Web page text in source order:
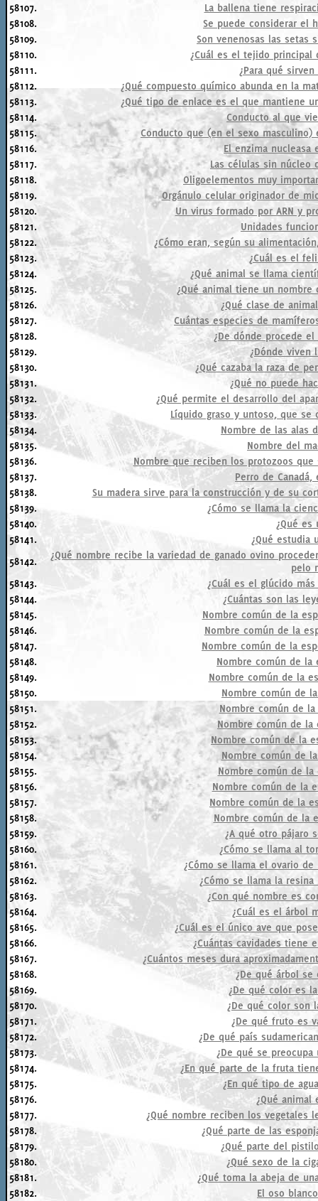
58107.
La ballena tiene
58108.
Se puede considerar el
58109.
Son venenosas las setas
58110.
¿Cuál es el tejido principal
58111.
¿Para qué
58112.
¿Qué compuesto químico abunda en la
58113.
¿Qué tipo de enlace es el que mantiene
58114.
Conducto al que
58115.
Conducto que (en el sexo
58116.
El enzima nucleasa
58117.
Las células sin núcleo
58118.
Oligoelementos muy
58119.
Orgánulo celular originador de
58120.
Un virus formado por ARN y
58121.
Unidades
58122.
¿Cómo eran, según su
58123.
¿Cuál es el
58124.
¿Qué animal se llama
58125.
¿Qué animal tiene un nombre
58126.
¿Qué clase de
58127.
Cuántas especies de
58128.
¿De dónde procede
58129.
¿Dónde viven
58130.
¿Qué cazaba la raza de
58131.
¿Qué no puede
58132.
¿Qué permite el desarrollo del
58133.
Líquido graso y untoso, que
58134.
Nombre de las alas
58135.
Nombre del
58136.
Nombre que reciben los protozoos
58137.
Perro de
58138.
Su madera sirve para la construcción y de su
58139.
¿Cómo se llama la
58140.
¿Qué es
58141.
¿Qué estudia
58142.
¿Qué nombre recibe la variedad de ganado ovino
pelo
58143.
¿Cuál es el glúcido
58144.
¿Cuántas son las
58145.
Nombre común de la
58146.
Nombre común de la
58147.
Nombre común de la
58148.
Nombre común de la
58149.
Nombre común de la
58150.
Nombre común de
58151.
Nombre común de
58152.
Nombre común de
58153.
Nombre común de la
58154.
Nombre común de
58155.
Nombre común de la
58156.
Nombre común de la
58157.
Nombre común de la
58158.
Nombre común de la
58159.
¿A qué otro pájaro
58160.
¿Cómo se llama al
58161.
¿Cómo se llama el ovario
58162.
¿Cómo se llama la
58163.
¿Con qué nombre es
58164.
¿Cuál es el árbol
58165.
¿Cuál es el único ave que
58166.
¿Cuántas cavidades tiene
58167.
¿Cuántos meses dura
58168.
¿De qué árbol
58169.
¿De qué color es
58170.
¿De qué color son
58171.
¿De qué fruto es
58172.
¿De qué país
58173.
¿De qué se
58174.
¿En qué parte de la fruta
58175.
¿En qué tipo de
58176.
¿Qué animal
58177.
¿Qué nombre reciben los vegetales
58178.
¿Qué parte de las
58179.
¿Qué parte del
58180.
¿Qué sexo de la
58181.
¿Qué toma la abeja de
58182.
El oso